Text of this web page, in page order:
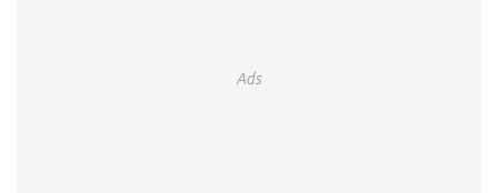
Ads